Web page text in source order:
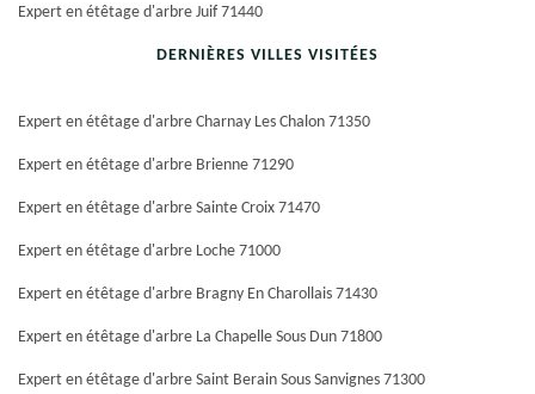
Expert en étêtage d'arbre Juif 71440
DERNIÈRES VILLES VISITÉES
Expert en étêtage d'arbre Charnay Les Chalon 71350
Expert en étêtage d'arbre Brienne 71290
Expert en étêtage d'arbre Sainte Croix 71470
Expert en étêtage d'arbre Loche 71000
Expert en étêtage d'arbre Bragny En Charollais 71430
Expert en étêtage d'arbre La Chapelle Sous Dun 71800
Expert en étêtage d'arbre Saint Berain Sous Sanvignes 71300